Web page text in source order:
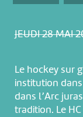
JEUDI 28 MAI
Le hockey sur
institution
dans l’Arc
tradition. Le